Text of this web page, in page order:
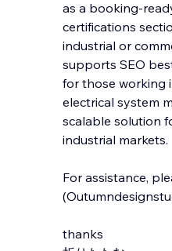
as a booking-
certifications
industrial or
supports SEO
for those working
electrical system
scalable solution
industrial markets.
For assistance,
thanks